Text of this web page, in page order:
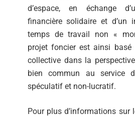
d’espace, en échange
financière solidaire et d’un
temps de travail non «
projet foncier est ainsi basé
collective dans la
bien commun au service
spéculatif et non-lucratif.
Pour plus d’informations sur